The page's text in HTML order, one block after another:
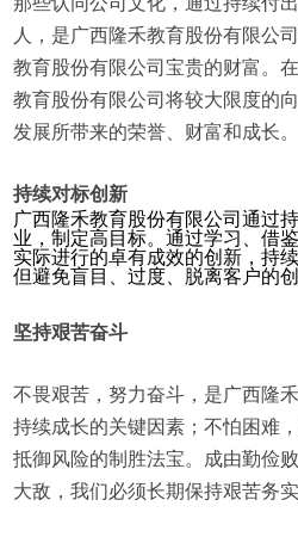
人，是广西隆禾教育股份有限公
教育股份有限公司宝贵的财富。
教育股份有限公司将较大限度的
发展所带来的荣誉、财富和成长。
持续对标创新
广西隆禾教育股份有限公司通过
业，制定高目标。通过学习、借
实际进行的卓有成效的创新，持
但避免盲目、过度、脱离客户的创
坚持艰苦奋斗
不畏艰苦，努力奋斗，是广西隆
持续成长的关键因素；不怕困难
抵御风险的制胜法宝。成由勤俭
大敌，我们必须长期保持艰苦务